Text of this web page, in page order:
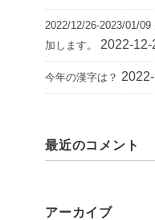
2022/12/26-2023/01/
加します。
2022-12-
今年の漢字は？
最近のコメント
アーカイブ